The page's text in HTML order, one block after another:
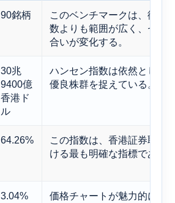
90銘柄
このベンチマークは、従来
数よりも範囲が広く、セク
合いが変化する。
30兆
9400億
香港ド
ル
ハンセン指数は依然として
優良株群を捉えている。
64.26%
この指数は、香港証券取引
ける最も明確な指標であり
3.04%
価格チャートが魅力的に見